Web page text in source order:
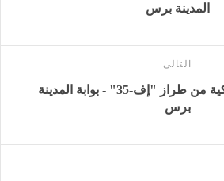
المدينة برس
التالى
تحطم مقاتلة أميركية من طراز "إف-35" - بوابة المدينة
برس